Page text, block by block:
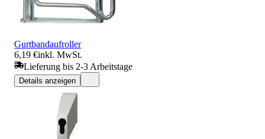
Gurtbandaufroller
6,19 €inkl. MwSt.
Lieferung bis 2-3 Arbeitstage
Details anzeigen